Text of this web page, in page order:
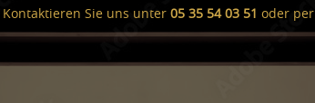
Kontaktieren Sie uns unter 05 35 54 03 51 oder per